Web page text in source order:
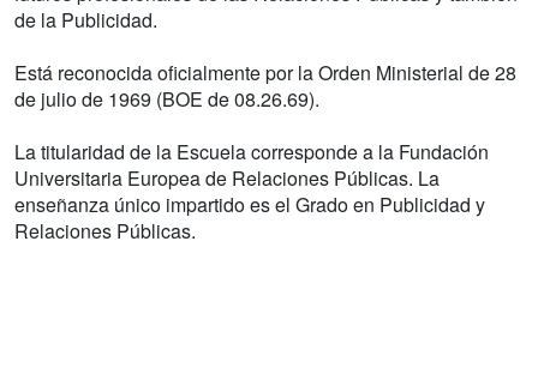
de la Publicidad.
Está reconocida oficialmente por la Orden Ministerial de 28
de julio de 1969 (BOE de 08.26.69).
La titularidad de la Escuela corresponde a la Fundación
Universitaria Europea de Relaciones Públicas. La
enseñanza único impartido es el Grado en Publicidad y
Relaciones Públicas.